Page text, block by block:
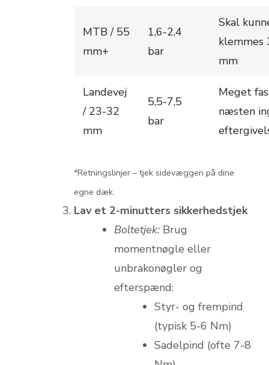
MTB / 55
mm+
1,6-2,4
bar
Skal
klemmes
mm
Landevej
/ 23-32
mm
5,5-7,5
bar
Meget
næsten
*Retningslinjer – tjek sidevæggen på dine
egne dæk.
Lav et 2-minutters sikkerhedstjek
Boltetjek: Brug
momentnøgle eller
unbrakonøgler og
efterspænd:
Styr- og frempind
(typisk 5-6 Nm)
Sadelpind (ofte 7-8